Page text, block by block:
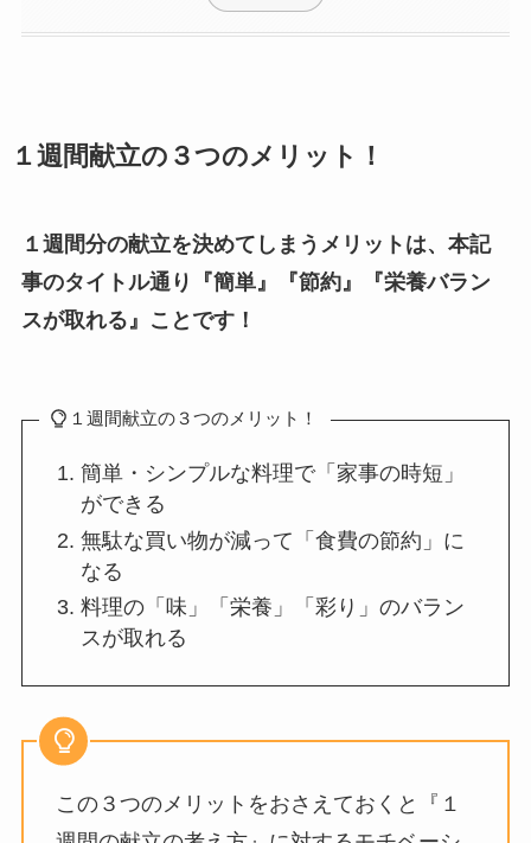
１週間献立の３つのメリット！
１週間分の献立を決めてしまうメリットは、本記
事のタイトル通り『簡単』『節約』『栄養バラン
スが取れる』ことです！
１週間献立の３つのメリット！
簡単・シンプルな料理で「家事の時短」
ができる
無駄な買い物が減って「食費の節約」に
なる
料理の「味」「栄養」「彩り」のバラン
スが取れる
この３つのメリットをおさえておくと『１